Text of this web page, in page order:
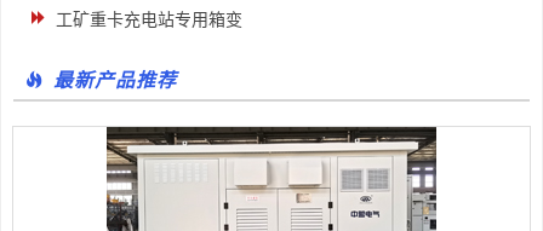
工矿重卡充电站专用箱变
最新产品推荐